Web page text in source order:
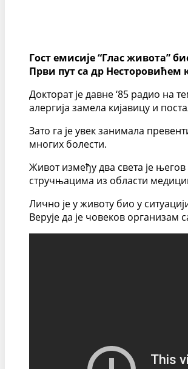
Гост емисије “Глас живота”
Први пут са др Несторовићем
Докторат је давне ‘85 радио на
алергија замела кијавицу и
Зато га је увек занимала
многих болести.
Живот између два света је
стручњацима из области
Лично је у животу био у
Верује да је човеков организам